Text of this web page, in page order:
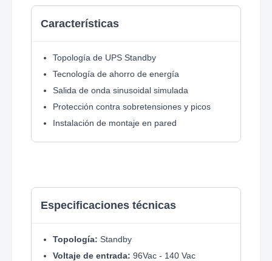
Características
Topología de UPS Standby
Tecnología de ahorro de energía
Salida de onda sinusoidal simulada
Protección contra sobretensiones y picos
Instalación de montaje en pared
Especificaciones técnicas
Topología: Standby
Voltaje de entrada: 96Vac - 140 Vac